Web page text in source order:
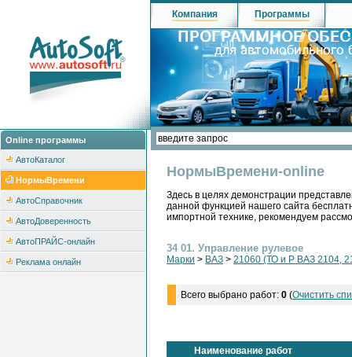
Online программы
АвтоКаталог
НормыВремени
АвтоСправочник
АвтоДоверенность
АвтоПРАЙС-онлайн
Реклама онлайн
Компания Программы
НормыВремени-online
Здесь в целях демонстрации
данной функцией нашего сайта
импортной технике, рекомендуем
34 01. Управление рулевое
Марки > ВАЗ > 21060 (ТО и Р ВАЗ 2104,
Всего выбрано работ: 0 (Очистить
Наименование работ